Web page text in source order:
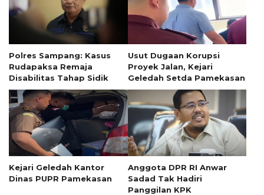
Polres Sampang: Kasus
Rudapaksa Remaja
Disabilitas Tahap Sidik
Usut Dugaan Korupsi
Proyek Jalan, Kejari
Geledah Setda Pamekasan
Kejari Geledah Kantor
Dinas PUPR Pamekasan
Anggota DPR RI Anwar
Sadad Tak Hadiri
Panggilan KPK